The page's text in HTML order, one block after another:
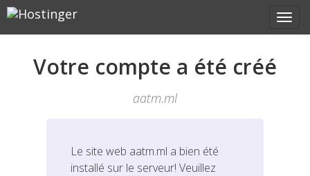
Votre compte a été créé
aatm.ml
Le site web aatm.ml a bien été
installé sur le serveur! Veuillez